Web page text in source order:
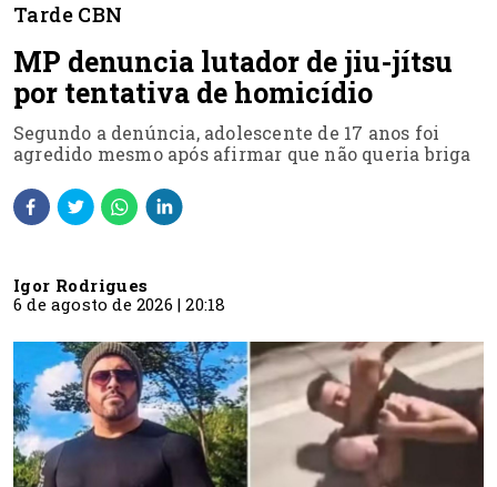
Tarde CBN
MP denuncia lutador de jiu-jítsu
por tentativa de homicídio
Segundo a denúncia, adolescente de 17 anos foi
agredido mesmo após afirmar que não queria briga
Igor Rodrigues
6 de agosto de 2026 | 20:18